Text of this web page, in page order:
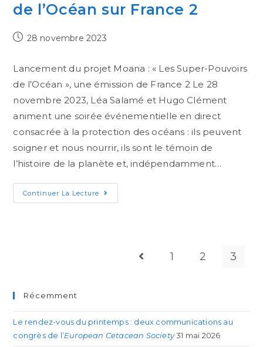
de l’Océan sur France 2
28 novembre 2023
Lancement du projet Moana : « Les Super-Pouvoirs
de l’Océan », une émission de France 2 Le 28
novembre 2023, Léa Salamé et Hugo Clément
animent une soirée événementielle en direct
consacrée à la protection des océans : ils peuvent
soigner et nous nourrir, ils sont le témoin de
l’histoire de la planète et, indépendamment…
Continuer La Lecture
1 2 3
Récemment
Le rendez-vous du printemps : deux communications au
congrès de l’European Cetacean Society 31 mai 2026